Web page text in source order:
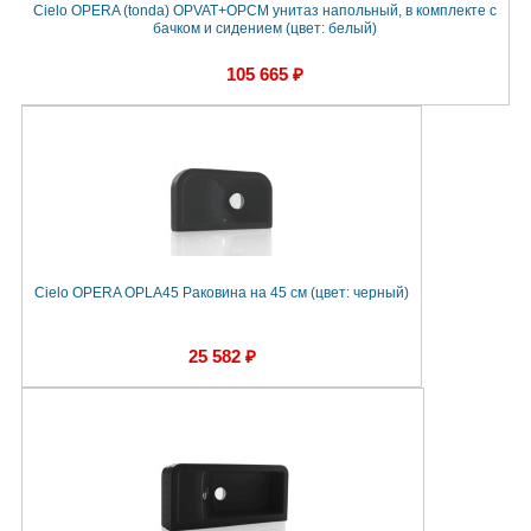
Cielo OPERA (tonda) OPVAT+OPCM унитаз напольный, в комплекте с
бачком и сидением (цвет: белый)
105 665 ₽
Cielo OPERA OPLA45 Раковина на 45 см (цвет: черный)
25 582 ₽